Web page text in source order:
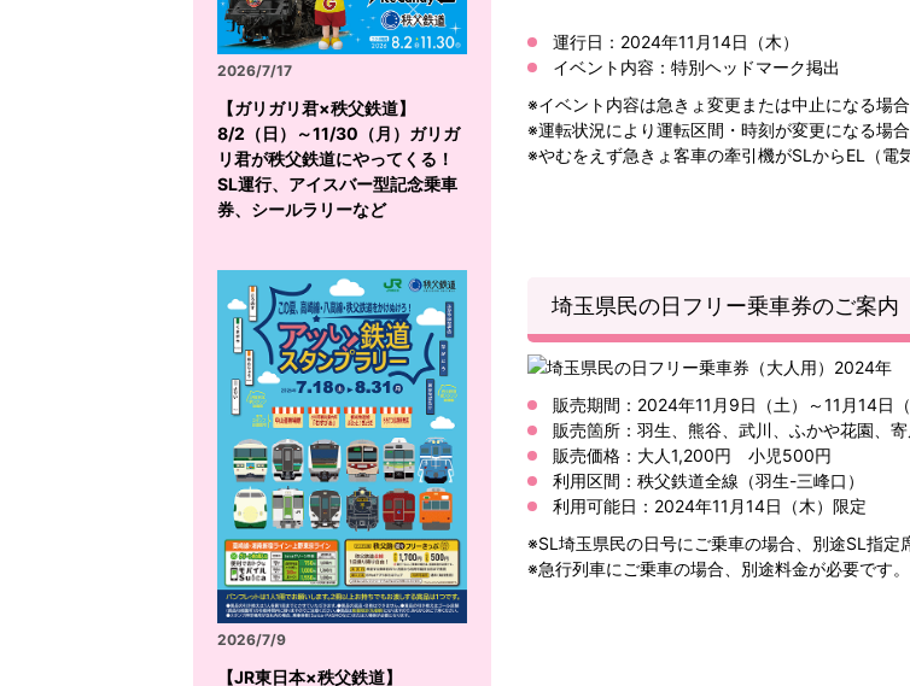
運行日：2024年11月14日（木）
イベント内容：特別ヘッドマーク掲出
※イベント内容は急きょ変更または中止になる場
※運転状況により運転区間・時刻が変更になる場
※やむをえず急きょ客車の牽引機がSLからEL（電
埼玉県民の日フリー乗車券のご案内
販売期間：2024年11月9日（土）～11月14日（
販売箇所：羽生、熊谷、武川、ふかや花園、
販売価格：大人1,200円 小児500円
利用区間：秩父鉄道全線（羽生-三峰口）
利用可能日：2024年11月14日（木）限定
※SL埼玉県民の日号にご乗車の場合、別途SL指定
※急行列車にご乗車の場合、別途料金が必要です。
2026/7/17
【ガリガリ君×秩父鉄道】
8/2（日）～11/30（月）ガリガ
リ君が秩父鉄道にやってくる！
SL運行、アイスバー型記念乗車
券、シールラリーなど
2026/7/9
【JR東日本×秩父鉄道】